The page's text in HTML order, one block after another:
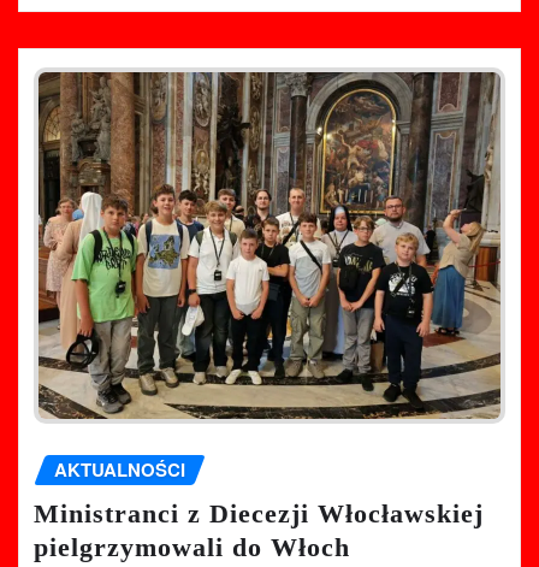
AKTUALNOŚCI
Ministranci z Diecezji Włocławskiej
pielgrzymowali do Włoch